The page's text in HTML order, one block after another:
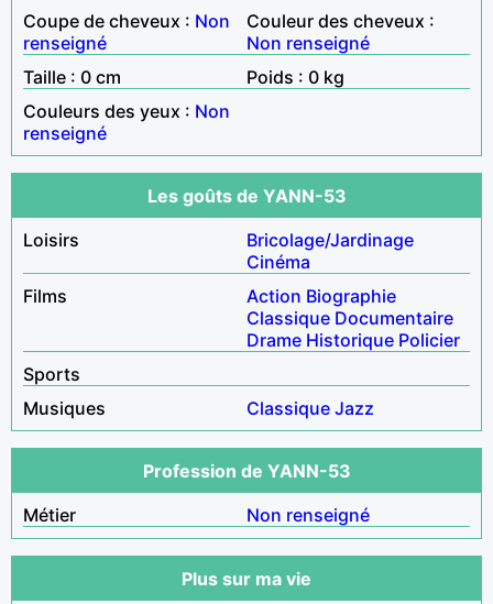
Coupe de cheveux : Non
renseigné
Couleur des cheveux :
Non renseigné
Taille : 0 cm
Poids : 0 kg
Couleurs des yeux : Non
renseigné
Les goûts de YANN-53
Loisirs
Bricolage/Jardinage
Cinéma
Films
Action Biographie
Classique Documentaire
Drame Historique Policier
Sports
Musiques
Classique Jazz
Profession de YANN-53
Métier
Non renseigné
Plus sur ma vie